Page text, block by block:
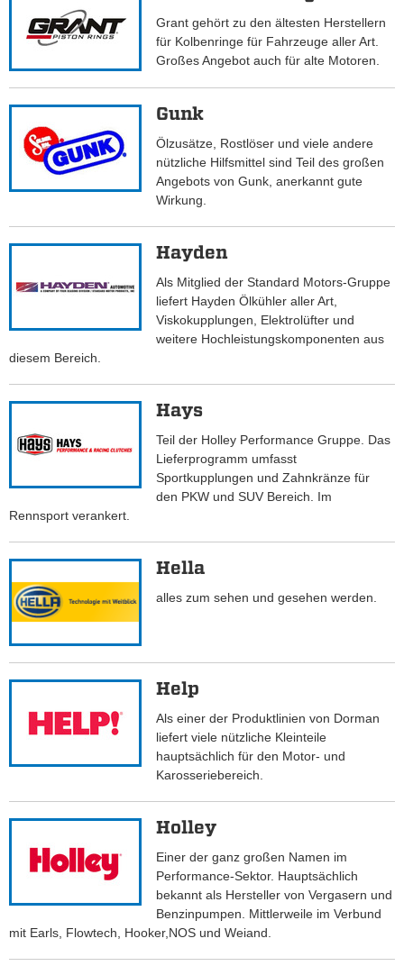
Grant gehört zu den ältesten Herstellern
für Kolbenringe für Fahrzeuge aller Art.
Großes Angebot auch für alte Motoren.
Gunk
Ölzusätze, Rostlöser und viele andere
nützliche Hilfsmittel sind Teil des großen
Angebots von Gunk, anerkannt gute
Wirkung.
Hayden
Als Mitglied der Standard Motors-Gruppe
liefert Hayden Ölkühler aller Art,
Viskokupplungen, Elektrolüfter und
weitere Hochleistungskomponenten aus
diesem Bereich.
Hays
Teil der Holley Performance Gruppe. Das
Lieferprogramm umfasst
Sportkupplungen und Zahnkränze für
den PKW und SUV Bereich. Im
Rennsport verankert.
Hella
alles zum sehen und gesehen werden.
Help
Als einer der Produktlinien von Dorman
liefert viele nützliche Kleinteile
hauptsächlich für den Motor- und
Karosseriebereich.
Holley
Einer der ganz großen Namen im
Performance-Sektor. Hauptsächlich
bekannt als Hersteller von Vergasern und
Benzinpumpen. Mittlerweile im Verbund
mit Earls, Flowtech, Hooker,NOS und Weiand.